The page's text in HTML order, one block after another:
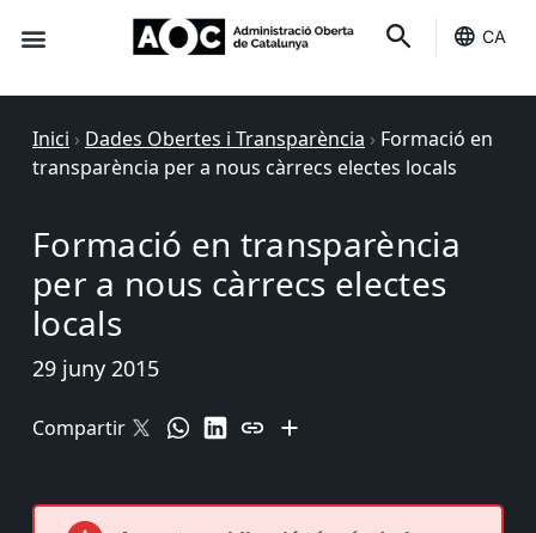
CA
Inici › Dades Obertes i Transparència › Formació en
transparència per a nous càrrecs electes locals
Formació en transparència
per a nous càrrecs electes
locals
29 juny 2015
Compartir